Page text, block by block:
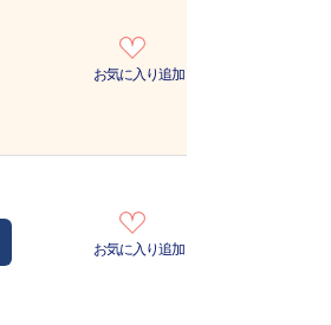
お気に入り追加
お気に入り追加